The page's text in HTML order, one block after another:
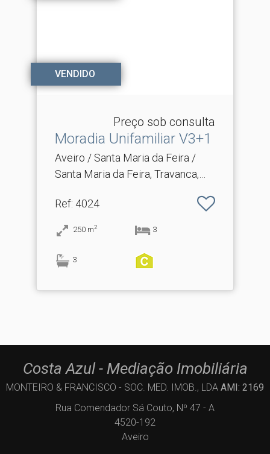
VENDIDO
Preço sob consulta
Moradia Unifamiliar V3+1
Aveiro / Santa Maria da Feira /
Santa Maria da Feira, Travanca,
Ref: 4024
250 m2 3
3
Costa Azul - Mediação Imobiliária
MONTEIRO & FRANCISCO - SOC. MED. IMOB., LDA AMI: 2169
Rua Comendador Sá Couto, Nº 47 - A
4520-192
Aveiro